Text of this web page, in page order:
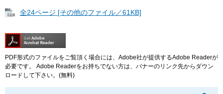
全24ページ [その他のファイル／61KB]
PDF形式のファイルをご覧頂く場合には、Adobe社が提供するAdobe Readerが
必要です。
Adobe Readerをお持ちでない方は、バナーのリンク先からダウン
ロードして下さい。(無料)